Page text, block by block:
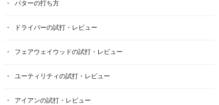
パターの打ち方
ドライバーの試打・レビュー
フェアウェイウッドの試打・レビュー
ユーティリティの試打・レビュー
アイアンの試打・レビュー